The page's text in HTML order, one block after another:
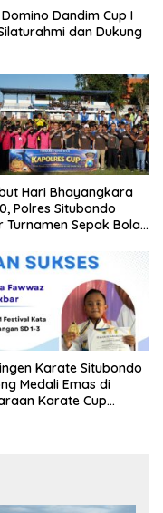
Dandim Cup I
dan Dukung
Hari Bhayangkara
Polres Situbondo
Turnamen Sepak Bola
Karate Situbondo
Medali Emas di
Karate Cup